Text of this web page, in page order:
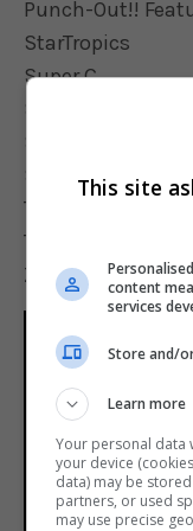
Punch-Out!!
StarTropics
Super C
Super Mario Bros.
Tecmo Bowl
The Legend of
Zelda II: The
This site
content
services
Store and/
Learn more
Your personal data
your device
data) may be
partners, or used
may use precise